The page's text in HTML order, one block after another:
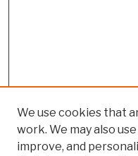
We use cookies that
work. We may also
improve, and